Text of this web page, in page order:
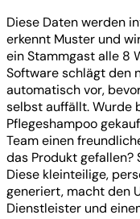
Diese Daten werden
erkennt Muster und
ein Stammgast alle 8
Software schlägt den
automatisch vor,
selbst auffällt. Wurde
Pflegeshampoo
Team einen
das Produkt gefallen?
Diese kleinteilige,
generiert, macht den
Dienstleister und